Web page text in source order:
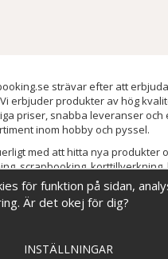
strävar efter att
erbjuder produkter av hög
priser, snabba leveranser och
inom hobby och pyssel.
med att hitta nya produkter
scrapbooking, korttillverkning,
sortimentet och löpande
att du alltid kan hitta det du
för funktion på sidan,
Är det okej för dig?
INSTÄLLNINGAR